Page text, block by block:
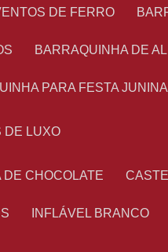
DE FERRO
BARRAQUINHA DE
PARA FESTA JUNINA
DE LUXO
DE CHOCOLATE
INFLÁVEL BRANCO